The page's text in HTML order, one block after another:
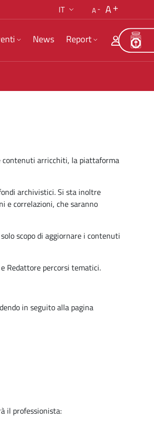
IT A A
News Report
contenuti arricchiti, la piattaforma
archivistici. Si sta inoltre
e correlazioni, che saranno
scopo di aggiornare i contenuti
Redattore percorsi tematici.
in seguito alla pagina
il professionista: